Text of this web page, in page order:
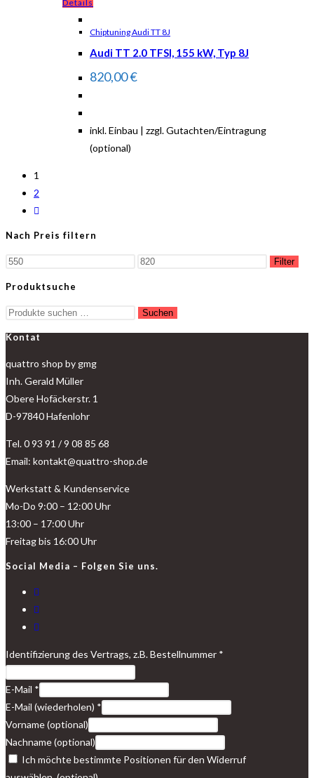
Details
Chiptuning Audi TT 8J
Audi TT 2.0 TFSI, 155 kW, Typ 8J
820,00€
inkl. Einbau | zzgl. Gutachten/Eintragung
(optional)
1
2
Nach Preis filtern
Filter
Produktsuche
Suchen
Kontat
quattro shop by gmg
Inh. Gerald Müller
Obere Hofäckerstr. 1
D-97840 Hafenlohr
Tel. 0 93 91 / 9 08 85 68
Email: kontakt@quattro-shop.de
Werkstatt & Kundenservice
Mo-Do 9:00 – 12:00 Uhr
13:00 – 17:00 Uhr
Freitag bis 16:00 Uhr
Social Media – Folgen Sie uns.
Identifizierung des Vertrags, z.B. Bestellnummer *
E-Mail *
E-Mail (wiederholen) *
Vorname(optional)
Nachname(optional)
Ich möchte bestimmte Positionen für den Widerruf